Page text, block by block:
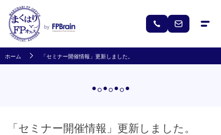
ホーム 「セミナー開催情報」更新しました。
「セミナー開催情報」更新しました。